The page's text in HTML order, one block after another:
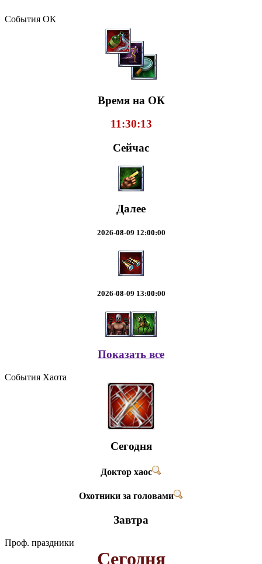
События ОК
Время на ОК
11:30:14
Сейчас
Далее
2026-08-09 12:00:00
2026-08-09 13:00:00
Показать все
События Хаота
Сегодня
Доктор хаос
Охотники за головами
Завтра
Проф. праздники
Сегодня